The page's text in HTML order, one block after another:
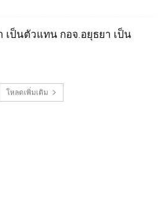
ป็นตัวแทน กอจ.อยุธยา เป็น
โหลดเพิ่มเติม